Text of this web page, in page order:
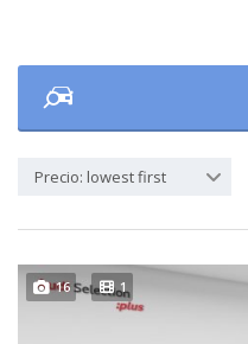
Precio: lowest first
16 1